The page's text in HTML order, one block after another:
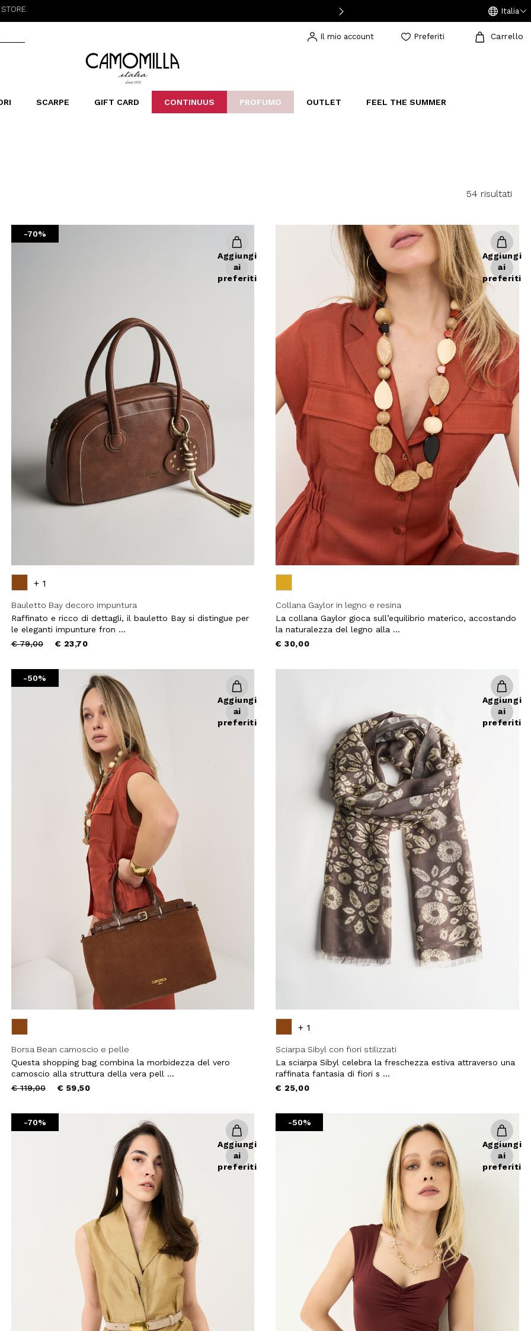
Italia
Il mio account Preferiti Carrello
Camomilla Italia®
SCARPE GIFT CARD CONTINUUS PROFUMO OUTLET FEEL THE SUMMER
54 risultati
-70%
Aggiungi
ai
preferiti
+ 1
Bauletto Bay decoro impuntura
Raffinato e ricco di dettagli, il bauletto Bay si distingue per
le eleganti impunture fron ...
Price
€ 79,00to € 23,70
Aggiungi
ai
preferiti
Collana Gaylor in legno e resina
La collana Gaylor gioca sull’equilibrio materico, accostando
la naturalezza del legno alla ...
€ 30,00
-50%
Aggiungi
ai
preferiti
Borsa Bean camoscio e pelle
Questa shopping bag combina la morbidezza del vero
camoscio alla struttura della vera pell ...
Price
€ 119,00to € 59,50
Aggiungi
ai
preferiti
+ 1
Sciarpa Sibyl con fiori stilizzati
La sciarpa Sibyl celebra la freschezza estiva attraverso una
raffinata fantasia di fiori s ...
€ 25,00
-70%
Aggiungi
ai
preferiti
-50%
Aggiungi
ai
preferiti
Chiudi
Italia e accedi
offerte riservate.
confermi di aver letto e
e il nostro Regolamento
maggiorenne.